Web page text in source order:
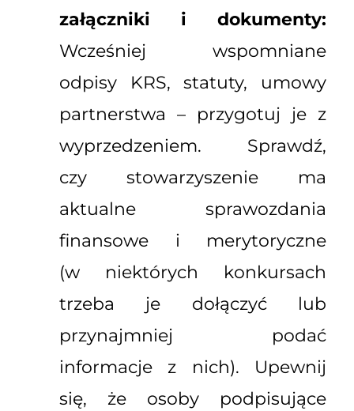
załączniki i dokumenty:
Wcześniej wspomniane
odpisy KRS, statuty, umowy
partnerstwa – przygotuj je z
wyprzedzeniem. Sprawdź,
czy stowarzyszenie ma
aktualne sprawozdania
finansowe i merytoryczne
(w niektórych konkursach
trzeba je dołączyć lub
przynajmniej podać
informacje z nich). Upewnij
się, że osoby podpisujące